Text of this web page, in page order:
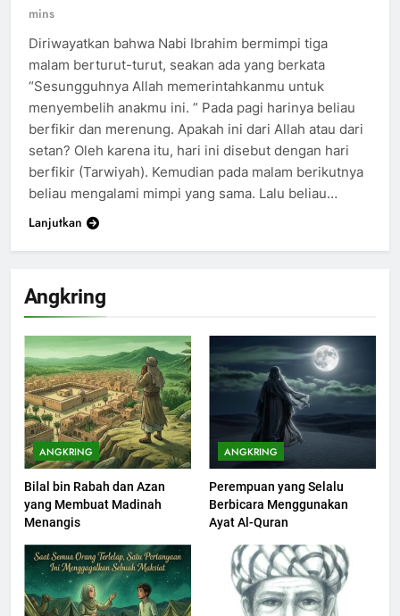
Angkring
ANGKRING
Bilal bin Rabah dan Azan
yang Membuat Madinah
Menangis
ANGKRING
Perempuan yang Selalu
Berbicara Menggunakan
Ayat Al-Quran
200
Khutbah Idul Fitri di Rumah
KHUTBAH
201
Khutbah jumat: Sejarah
Seebagai Pembangkit Jiwa
KHUTBAH
202
mins
Diriwayatkan bahwa Nabi Ibrahim bermimpi tiga
malam berturut-turut, seakan ada yang berkata
“Sesungguhnya Allah memerintahkanmu untuk
menyembelih anakmu ini. ” Pada pagi harinya beliau
berfikir dan merenung. Apakah ini dari Allah atau dari
setan? Oleh karena itu, hari ini disebut dengan hari
berfikir (Tarwiyah). Kemudian pada malam berikutnya
beliau mengalami mimpi yang sama. Lalu beliau…
Lanjutkan